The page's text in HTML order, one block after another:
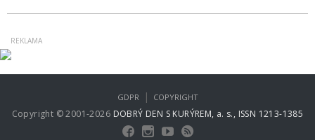
Copyright © 2001-2026 DOBRÝ DEN S KURÝREM, a. s., ISSN 1213-1385
GDPR | COPYRIGHT